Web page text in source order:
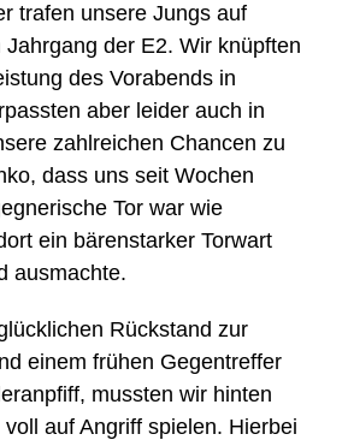
trafen unsere Jungs auf
Jahrgang der E2. Wir knüpften
des Vorabends in
aber leider auch in
zahlreichen Chancen zu
dass uns seit Wochen
Tor war wie
ein bärenstarker Torwart
ausmachte.
Rückstand zur
einem frühen Gegentreffer
mussten wir hinten
auf Angriff spielen. Hierbei